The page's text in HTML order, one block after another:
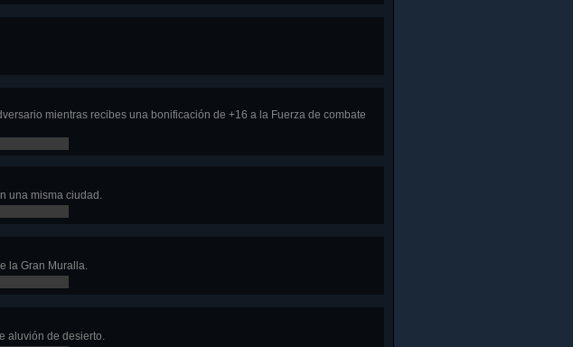
mientras recibes una bonificación de +16 a la Fuerza de combate
una misma ciudad.
la Gran Muralla.
aluvión de desierto.